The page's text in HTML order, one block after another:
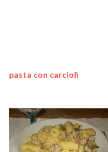
pasta con carciofi